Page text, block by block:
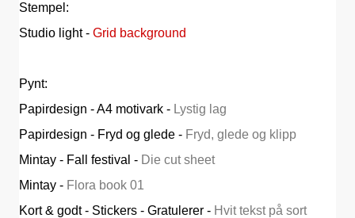
Stempel:
Studio light - Grid background
Pynt:
Papirdesign - A4 motivark - Lystig lag
Papirdesign - Fryd og glede - Fryd, glede og klipp
Mintay - Fall festival - Die cut sheet
Mintay - Flora book 01
Kort & godt - Stickers - Gratulerer - Hvit tekst på sort